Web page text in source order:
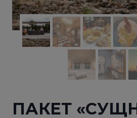
ПАКЕТ